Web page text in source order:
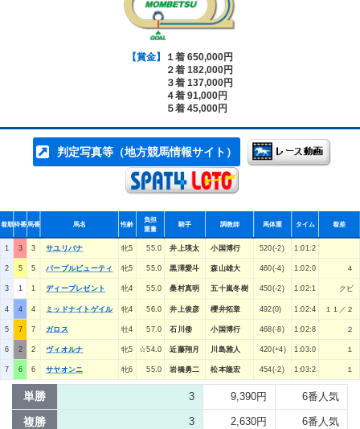
【賞金】
１着 650,000円
２着 182,000円
３着 137,000円
４着 91,000円
５着 45,000円
判定写真等（地方競馬情報サイト）
着順枠番馬番 馬名 性齢
負担
重量
騎手 調教師 馬体重 タイム 着差
1 3 3 サユリバナ 牝5 55.0 井上瑛太 小国博行 520(-2) 1:01:2
2 5 5 パープルビューティ 牝5 55.0 黒澤愛斗 森山雄大 460(-4) 1:02:0 ４
3 1 1 ディープレゼント 牝4 55.0 桑村真明 五十嵐冬樹 450(-2) 1:02:1 クビ
4 4 4 ミッドナイトゲイル 牝4 56.0 井上俊彦 櫻井拓章 492(0) 1:02:4 １１／２
5 7 7 ガロス 牡4 57.0 石川倭 小国博行 468(-8) 1:02:8 ２
6 2 2 ヴィオルナ 牝5 ☆54.0 近藤翔月 川島雅人 420(+4) 1:03:0 １
7 6 6 サヤオンニ 牝6 55.0 岩橋勇二 松本隆宏 454(-2) 1:03:2 １
単勝 3 9,390円 6番人気
複勝
3
2,630円
6番人気